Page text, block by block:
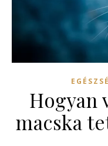
Hogyan
macska